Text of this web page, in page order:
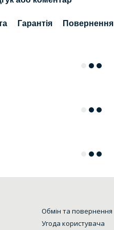
Гарантія Повернення
Обмін та повернення
Угода користувача